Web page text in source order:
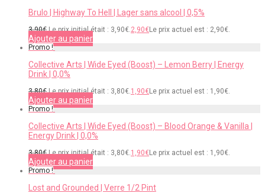
Brulo | Highway To Hell | Lager sans alcool | 0,5%
3,90€ Le prix initial était : 3,90€.2,90€Le prix actuel est : 2,90€.
Ajouter au panier
Promo !
Collective Arts | Wide Eyed (Boost) – Lemon Berry | Energy
Drink | 0,0%
3,80€ Le prix initial était : 3,80€.1,90€Le prix actuel est : 1,90€.
Ajouter au panier
Promo !
Collective Arts | Wide Eyed (Boost) – Blood Orange & Vanilla |
Energy Drink | 0,0%
3,80€ Le prix initial était : 3,80€.1,90€Le prix actuel est : 1,90€.
Ajouter au panier
Promo !
Lost and Grounded | Verre 1/2 Pint